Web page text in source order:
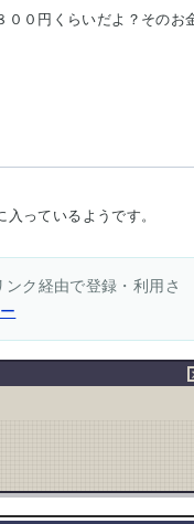
００円くらいだよ？そのお
っているようです。
ク経由で登録・利用さ